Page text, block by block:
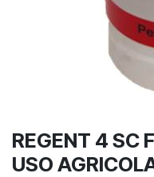
REGENT 4 SC
USO